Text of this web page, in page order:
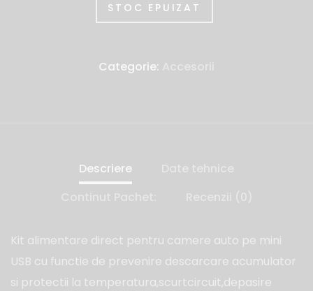
STOC EPUIZAT
Categorie:
Descriere
Kit alimentare direct pentru camere auto pe mini
USB cu functie de prevenire descarcare acumulator
si protectii la temperatura,scurtcircuit,depasire